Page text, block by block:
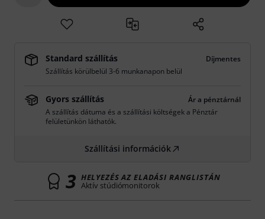
Standard szállítás
Díjmentes
Szállítás körülbelül 3-6 munkanapon belül
Gyors szállítás
Ár a pénztárnál
A szállítás dátuma és a szállítási költségek a Pénztár
felületünkön láthatók.
Szállítási információk
3 HELYEZÉS AZ ELADÁSI RANGLISTÁN
Aktív stúdiómonitorok